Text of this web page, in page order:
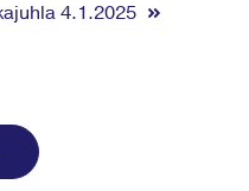
4.1.2025